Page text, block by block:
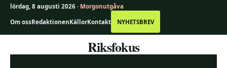
lördag, 8 augusti 2026 · Morgonutgåva
Om ossRedaktionenKällorKontakt NYHETSBREV
Riksfokus